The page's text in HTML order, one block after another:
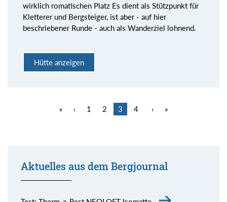
wirklich romatischen Platz Es dient als Stützpunkt für
Kletterer und Bergsteiger, ist aber - auf hier
beschriebener Runde - auch als Wanderziel lohnend.
Hütte anzeigen
« ‹ 1 2 3 4 › »
Aktuelles aus dem Bergjournal